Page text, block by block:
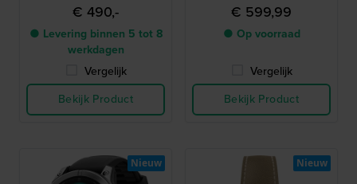
€ 490,-
● Levering binnen 5 tot 8
werkdagen
Vergelijk
Bekijk Product
€ 599,99
● Op voorraad
Vergelijk
Bekijk Product
Nieuw Nieuw